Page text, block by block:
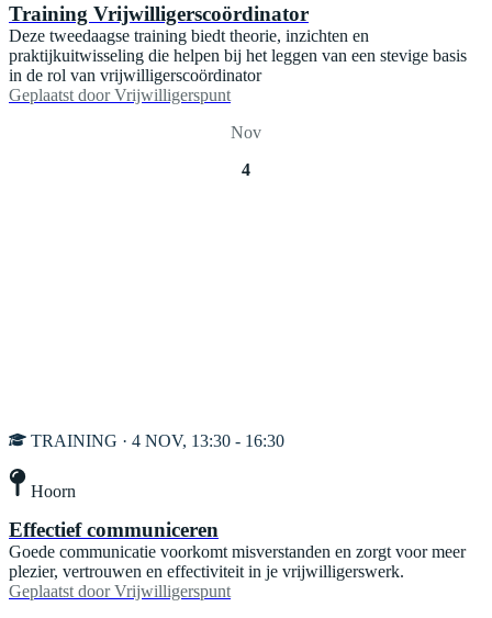
Training Vrijwilligerscoördinator
Deze tweedaagse training biedt theorie, inzichten en
praktijkuitwisseling die helpen bij het leggen van een stevige basis
in de rol van vrijwilligerscoördinator
Geplaatst door Vrijwilligerspunt
Nov
4
TRAINING · 4 NOV, 13:30 - 16:30
Hoorn
Effectief communiceren
Goede communicatie voorkomt misverstanden en zorgt voor meer
plezier, vertrouwen en effectiviteit in je vrijwilligerswerk.
Geplaatst door Vrijwilligerspunt